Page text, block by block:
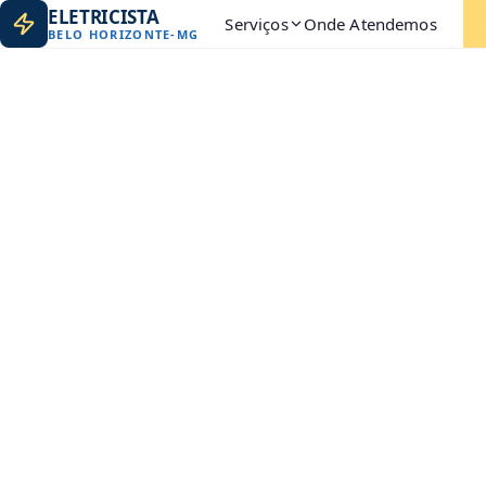
ELETRICISTA
BELO HORIZONTE- MG Serviços Onde Atendemos